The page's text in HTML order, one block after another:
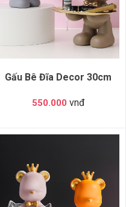
Gấu Bê Đĩa Decor 30cm
550.000 vnđ